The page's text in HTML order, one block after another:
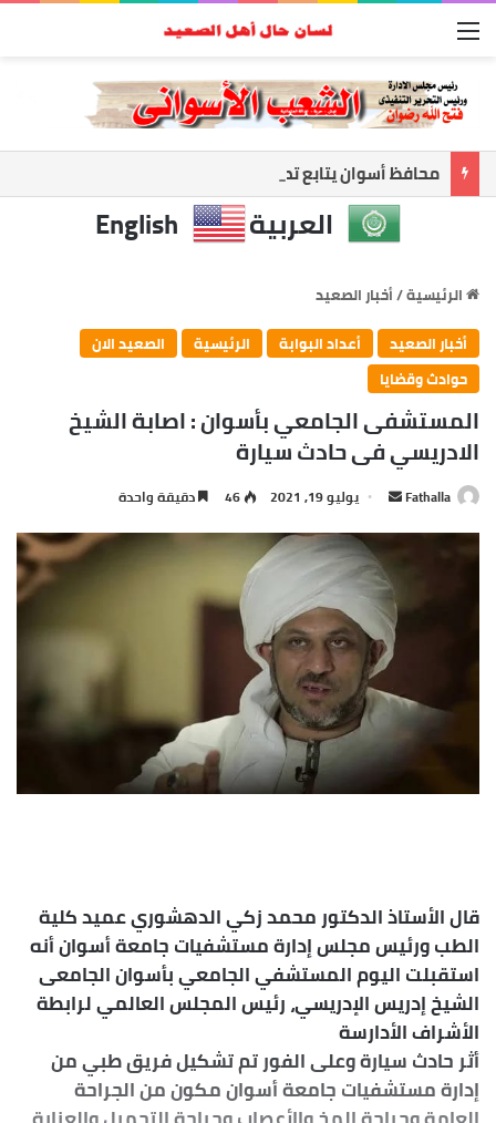
القائمة
العربية English
الرئيسية/أخبار الصعيد
أخبار الصعيد
أعداد البوابة الرئيسية
الصعيد الان
حوادث وقضايا
المستشفى الجامعي بأسوان : اصابة الشيخ
الادريسي فى حادث سيارة
Fathalla
أرسل
إلكترونيا
يوليو 19, 2021 46 دقيقة واحدة
قال الأستاذ الدكتور محمد زكي الدهشوري عميد كلية
الطب ورئيس مجلس إدارة مستشفيات جامعة أسوان أنه
استقبلت اليوم المستشفي الجامعي بأسوان الجامعى
الشيخ إدريس الإدريسي، رئيس المجلس العالمي لرابطة
الأشراف الأدارسة
أثر حادث سيارة وعلى الفور تم تشكيل فريق طبي من
إدارة مستشفيات جامعة أسوان مكون من الجراحة